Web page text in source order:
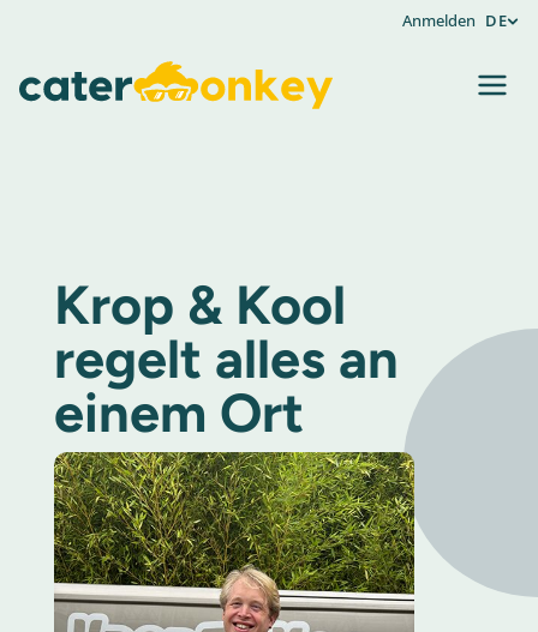
Anmelden DE
Krop & Kool
regelt alles an
einem Ort